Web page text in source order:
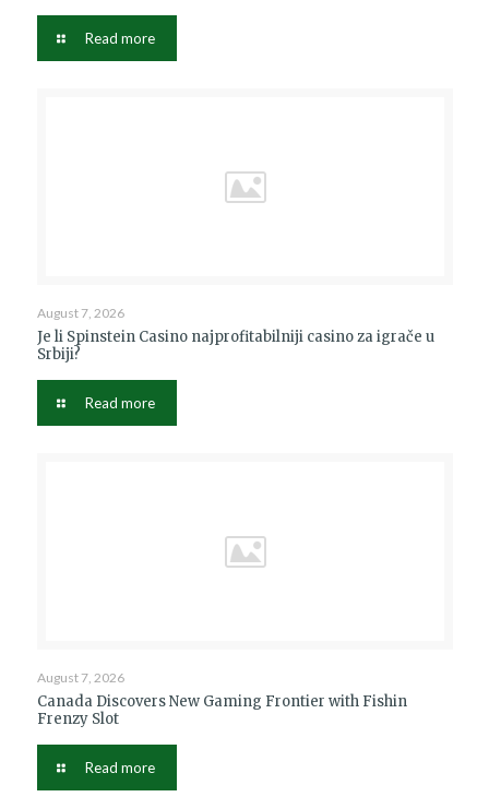
Read more
August 7, 2026
Je li Spinstein Casino najprofitabilniji casino za igrače u
Srbiji?
Read more
August 7, 2026
Canada Discovers New Gaming Frontier with Fishin
Frenzy Slot
Read more